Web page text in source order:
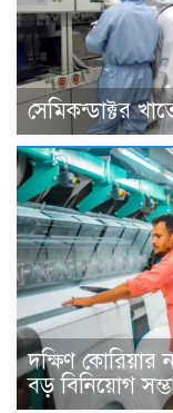
সেমিকন্ডাক্টর
দক্ষিণ কোরিয়ার
বড় বিনিয়োগ